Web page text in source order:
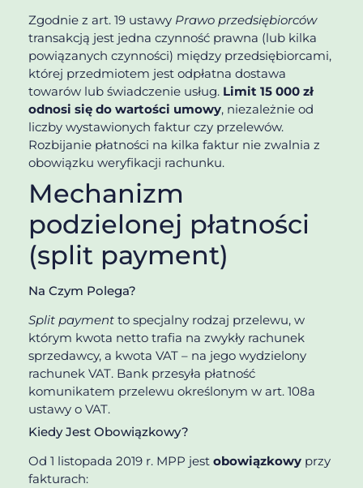
Zgodnie z art. 19 ustawy Prawo przedsiębiorców
transakcją jest jedna czynność prawna (lub kilka
powiązanych czynności) między przedsiębiorcami,
której przedmiotem jest odpłatna dostawa
towarów lub świadczenie usług. Limit 15 000 zł
odnosi się do wartości umowy, niezależnie od
liczby wystawionych faktur czy przelewów.
Rozbijanie płatności na kilka faktur nie zwalnia z
obowiązku weryfikacji rachunku.
Mechanizm
podzielonej płatności
(split payment)
Na Czym Polega?
Split payment to specjalny rodzaj przelewu, w
którym kwota netto trafia na zwykły rachunek
sprzedawcy, a kwota VAT – na jego wydzielony
rachunek VAT. Bank przesyła płatność
komunikatem przelewu określonym w art. 108a
ustawy o VAT.
Kiedy Jest Obowiązkowy?
Od 1 listopada 2019 r. MPP jest obowiązkowy przy
fakturach: